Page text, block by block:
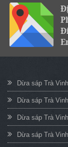
Dừa sáp Trà
Dừa sáp Trà
Dừa sáp Trà
Dừa sáp Trà